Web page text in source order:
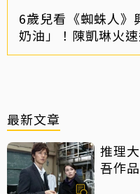
6歲兒看《蜘蛛人》
奶油」！陳凱琳火
最新文章
推理
吾作